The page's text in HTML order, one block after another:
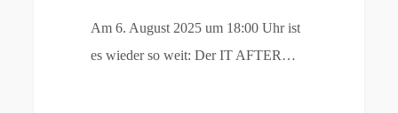
Am 6. August 2025 um 18:00 Uhr ist
es wieder so weit: Der IT AFTER…